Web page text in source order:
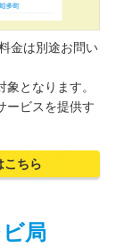
金は別途お問い
となります。
ービスを提供す
こちら
局